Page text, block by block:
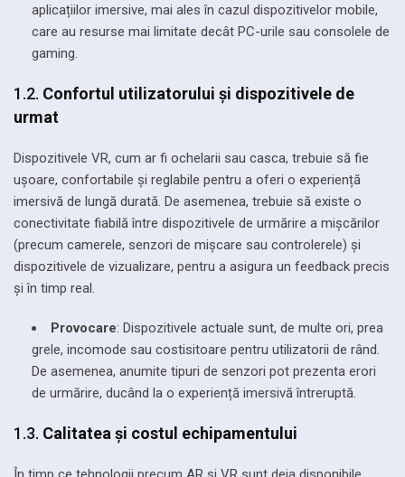
aplicațiilor imersive, mai ales în cazul dispozitivelor mobile,
care au resurse mai limitate decât PC-urile sau consolele de
gaming.
1.2. Confortul utilizatorului și dispozitivele de
urmat
Dispozitivele VR, cum ar fi ochelarii sau casca, trebuie să fie
ușoare, confortabile și reglabile pentru a oferi o experiență
imersivă de lungă durată. De asemenea, trebuie să existe o
conectivitate fiabilă între dispozitivele de urmărire a mișcărilor
(precum camerele, senzori de mișcare sau controlerele) și
dispozitivele de vizualizare, pentru a asigura un feedback precis
și în timp real.
Provocare: Dispozitivele actuale sunt, de multe ori, prea
grele, incomode sau costisitoare pentru utilizatorii de rând.
De asemenea, anumite tipuri de senzori pot prezenta erori
de urmărire, ducând la o experiență imersivă întreruptă.
1.3. Calitatea și costul echipamentului